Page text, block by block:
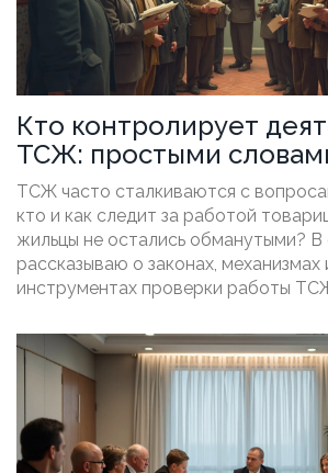
Кто контролирует
ТСЖ: простыми
главном
ТСЖ часто сталкиваются с
кто и как следит за работой
жильцы не остались обманутыми? В
рассказываю о законах, механизмах
инструментах проверки работы
собственников. Показываю, как
есть подозрения в непрозрачной
Прямо объясняю, какие права на
информации есть у каждого
как эффективно защищать свои
в конфликт.